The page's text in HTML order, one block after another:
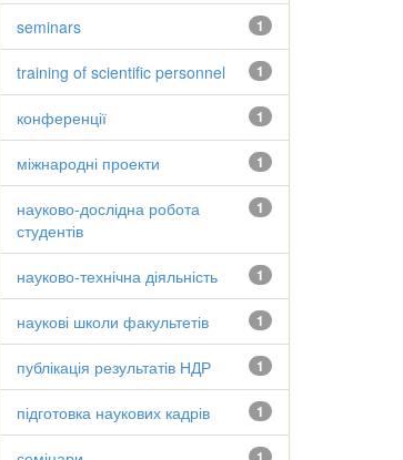
1
seminars
1
training of scientific personnel
1
конференції
1
міжнародні проекти
1
науково-дослідна робота
студентів
1
науково-технічна діяльність
1
наукові школи факультетів
1
публікація результатів НДР
1
підготовка наукових кадрів